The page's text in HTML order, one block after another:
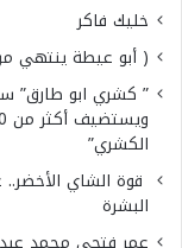
خليك فاكر
( أبو عيطة ينتهي
” كشري ابو طارق”
الكشري”
البشرة